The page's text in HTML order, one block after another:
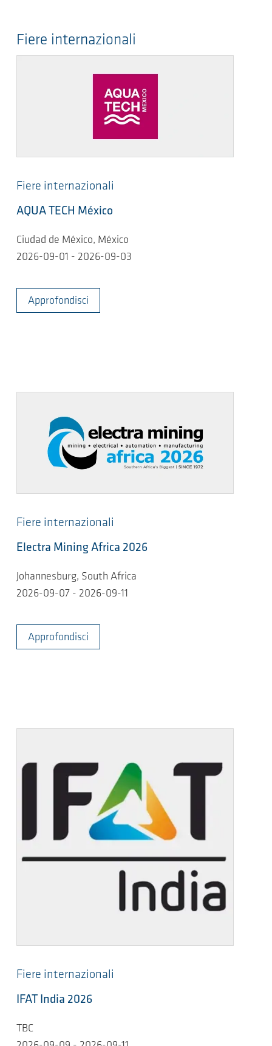
Fiere internazionali
Fiere internazionali
AQUA TECH México
Ciudad de México, México
2026-09-01 - 2026-09-03
Approfondisci
Fiere internazionali
Electra Mining Africa 2026
Johannesburg, South Africa
2026-09-07 - 2026-09-11
Approfondisci
Fiere internazionali
IFAT India 2026
TBC